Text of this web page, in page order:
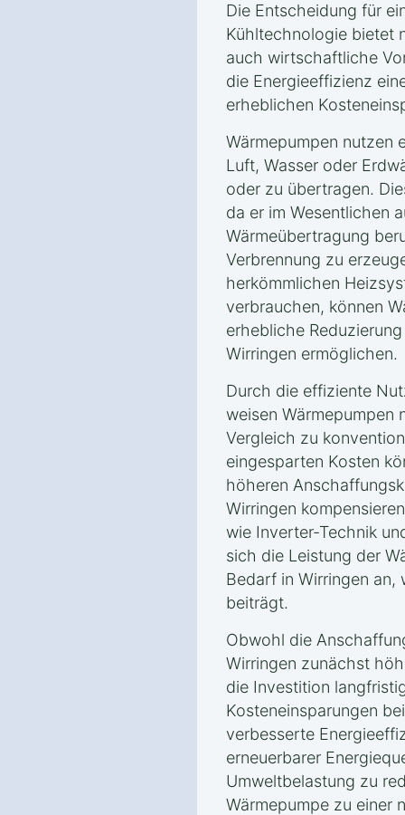
Die Entscheidung für
Kühltechnologie bietet
auch wirtschaftliche
die Energieeffizienz
erheblichen
Wärmepumpen nutzen
Luft, Wasser oder
oder zu übertragen.
da er im Wesentlichen
Wärmeübertragung
Verbrennung zu
herkömmlichen
verbrauchen, können
erhebliche
Wirringen ermöglichen.
Durch die effiziente
weisen Wärmepumpen
Vergleich zu
eingesparten Kosten
höheren
Wirringen
wie Inverter-Technik
sich die Leistung der
Bedarf in Wirringen
beiträgt.
Obwohl die
Wirringen zunächst
die Investition
Kosteneinsparungen
verbesserte
erneuerbarer
Umweltbelastung zu
Wärmepumpe zu einer